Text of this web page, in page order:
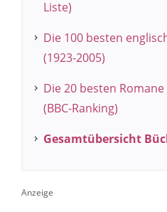
Liste)
Die 100 besten
(1923-2005)
Die 20 besten
(BBC-Ranking)
Gesamtübersicht
Anzeige